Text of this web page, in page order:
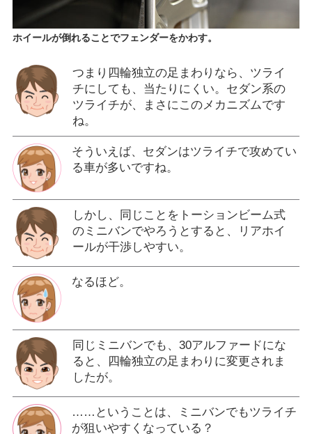
ホイールが倒れることでフェンダーをかわす。
つまり四輪独立の足まわりなら、ツライ
チにしても、当たりにくい。セダン系の
ツライチが、まさにこのメカニズムです
ね。
そういえば、セダンはツライチで攻めてい
る車が多いですね。
しかし、同じことをトーションビーム式
のミニバンでやろうとすると、リアホイ
ールが干渉しやすい。
なるほど。
同じミニバンでも、30アルファードにな
ると、四輪独立の足まわりに変更されま
したが。
……ということは、ミニバンでもツライチ
が狙いやすくなっている？